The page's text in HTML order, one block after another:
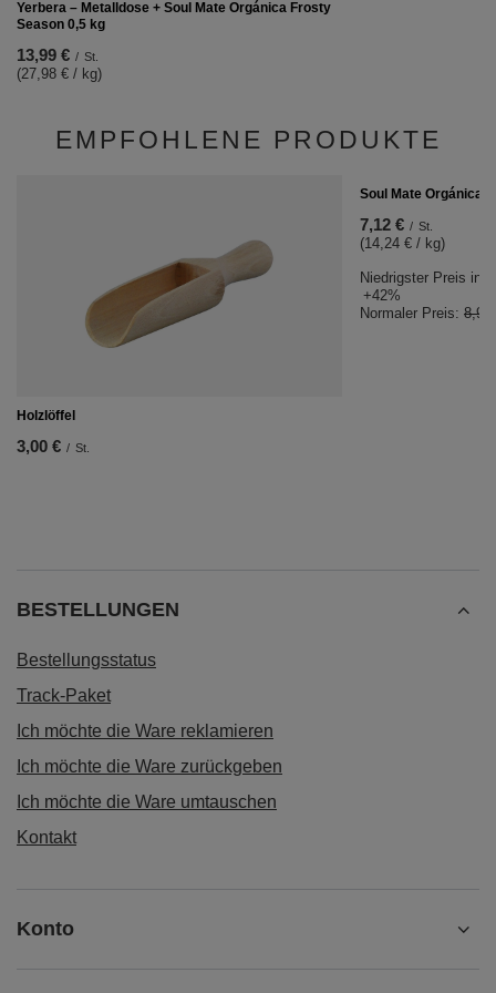
Yerbera – Metalldose + Soul Mate Orgánica Frosty
Season 0,5 kg
13,99 € / St.
(27,98 € / kg)
EMPFOHLENE PRODUKTE
Holzlöffel
3,00 € / St.
Soul Mate Orgánica
7,12 € / St.
(14,24 € / kg)
Niedrigster Preis in
+42%
Normaler Preis: 8,90
BESTELLUNGEN
Bestellungsstatus
Track-Paket
Ich möchte die Ware reklamieren
Ich möchte die Ware zurückgeben
Ich möchte die Ware umtauschen
Kontakt
Konto